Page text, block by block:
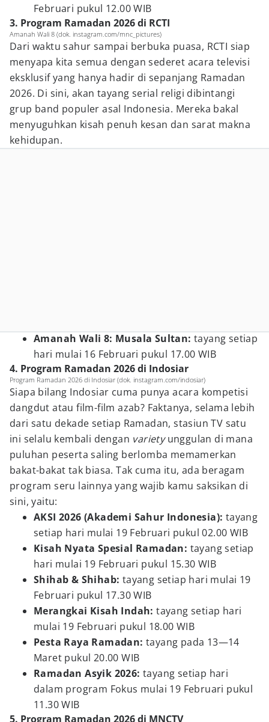
Februari pukul 12.00 WIB
3. Program Ramadan 2026 di RCTI
Amanah Wali 8 (dok. instagram.com/mnc_pictures)
Dari waktu sahur sampai berbuka puasa, RCTI siap
menyapa kita semua dengan sederet acara televisi
eksklusif yang hanya hadir di sepanjang Ramadan
2026. Di sini, akan tayang serial religi dibintangi
grup band populer asal Indonesia. Mereka bakal
menyuguhkan kisah penuh kesan dan sarat makna
kehidupan.
Amanah Wali 8: Musala Sultan: tayang setiap
hari mulai 16 Februari pukul 17.00 WIB
4. Program Ramadan 2026 di Indosiar
Program Ramadan 2026 di Indosiar (dok. instagram.com/indosiar)
Siapa bilang Indosiar cuma punya acara kompetisi
dangdut atau film-film azab? Faktanya, selama lebih
dari satu dekade setiap Ramadan, stasiun TV satu
ini selalu kembali dengan varietyunggulan di mana
puluhan peserta saling berlomba memamerkan
bakat-bakat tak biasa. Tak cuma itu, ada beragam
program seru lainnya yang wajib kamu saksikan di
sini, yaitu:
AKSI 2026 (Akademi Sahur Indonesia): tayang
setiap hari mulai 19 Februari pukul 02.00 WIB
Kisah Nyata Spesial Ramadan: tayang setiap
hari mulai 19 Februari pukul 15.30 WIB
Shihab & Shihab: tayang setiap hari mulai 19
Februari pukul 17.30 WIB
Merangkai Kisah Indah:tayang setiap hari
mulai 19 Februari pukul 18.00 WIB
Pesta Raya Ramadan: tayang pada 13—14
Maret pukul 20.00 WIB
Ramadan Asyik 2026: tayang setiap hari
dalam program Fokus mulai 19 Februari pukul
11.30 WIB
5. Program Ramadan 2026 di MNCTV